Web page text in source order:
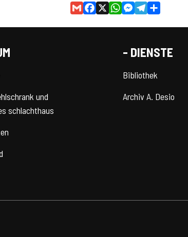
und
schlachthaus
- DIENSTE
Bibliothek
Archiv A. Desio